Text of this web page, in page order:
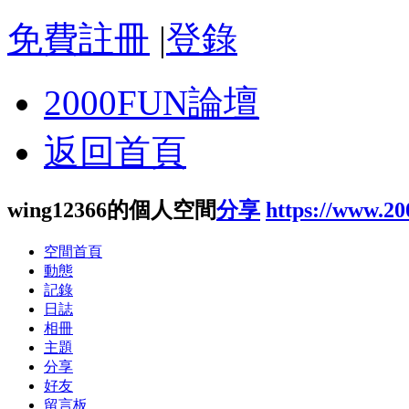
免費註冊 |登錄
2000FUN論壇
返回首頁
wing12366的個人空間分享 https://
空間首頁
動態
記錄
日誌
相冊
主題
分享
好友
留言板